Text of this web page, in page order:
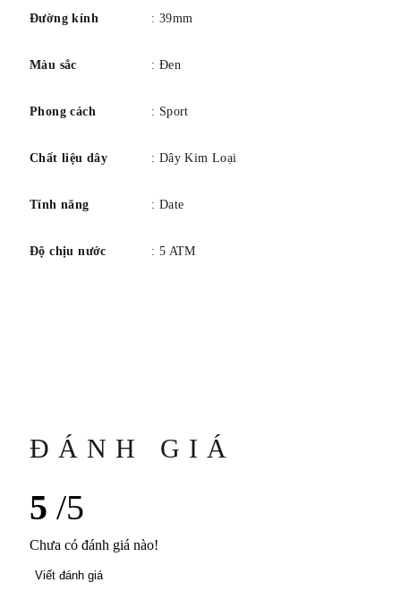
Đường kính : 39mm
Màu sắc : Đen
Phong cách : Sport
Chất liệu dây : Dây Kim Loại
Tính năng : Date
Độ chịu nước : 5 ATM
ĐÁNH GIÁ
5 /5
Chưa có đánh giá nào!
Viết đánh giá